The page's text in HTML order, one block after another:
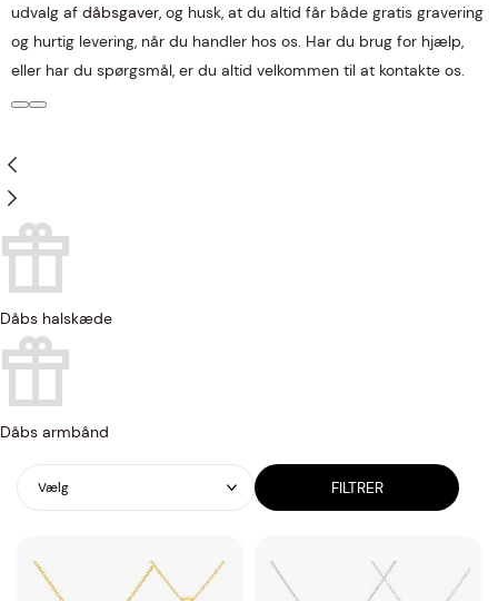
udvalg af dåbsgaver, og husk, at du altid får både gratis gravering
og hurtig levering, når du handler hos os. Har du brug for hjælp,
eller har du spørgsmål, er du altid velkommen til at kontakte os.
Dåbs halskæde
Dåbs armbånd
Vælg FILTRER